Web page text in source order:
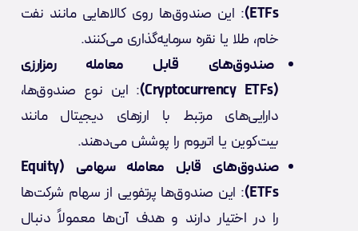
ETFs) : این صندوق‌ها روی کالاهایی مانند نفت
خام، طلا یا نقره سرمایه‌گذاری می‌کنند.
صندوق‌های قابل معامله رمزارزی
(Cryptocurrency ETFs)
: این نوع صندوق‌ها،
دارایی‌های مرتبط با ارزهای دیجیتال مانند
بیت‌کوین یا اتریوم را پوشش می‌دهند.
صندوق‌های قابل معامله سهامی (Equity
ETFs) : این صندوق‌ها پرتفویی از سهام شرکت‌ها
را در اختیار دارند و هدف آن‌ها معمولاً دنبال